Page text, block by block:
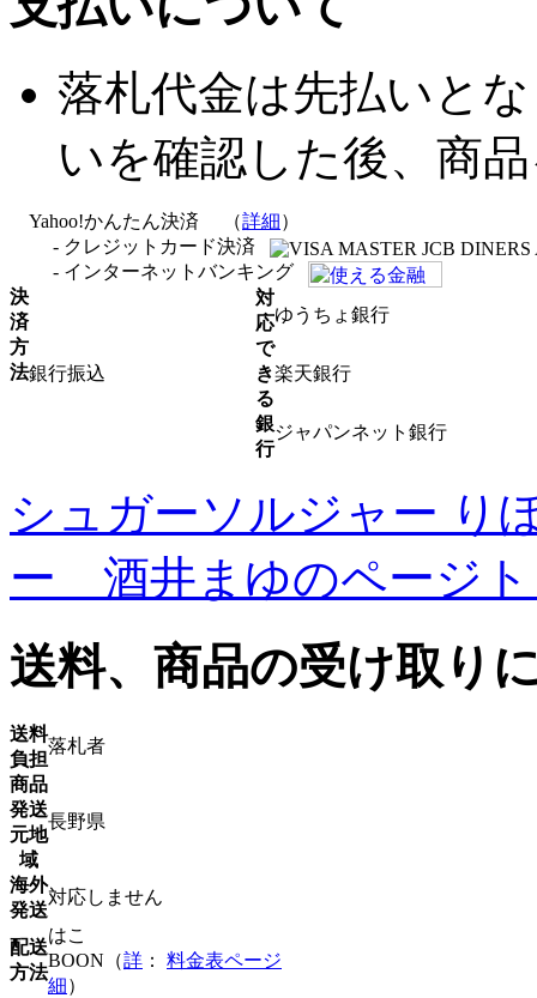
落札代金は先払いと
いを確認した後、商
決
済
方
法
Yahoo!かんたん決済 （詳細）
- クレジットカード決済
- インターネットバンキング
銀行振込
対
応
で
き
る
銀
行
ゆうちょ銀行
楽天銀行
ジャパンネット銀行
シュガーソルジャー り
ー 酒井まゆのページ
送料、商品の受け取り
送料
負担
落札者
商品
発送
元地
域
長野県
海外
発送
対応しません
配送
方法
はこ
BOON（詳
細）
： 料金表ページ